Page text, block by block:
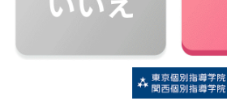
高校受験対策 プラン
プラン
学習習慣定着サポートプラン
学校別学習フォロー プラン